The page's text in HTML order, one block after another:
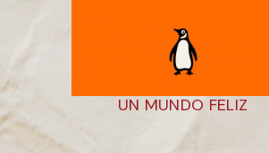
UN MUNDO FELIZ